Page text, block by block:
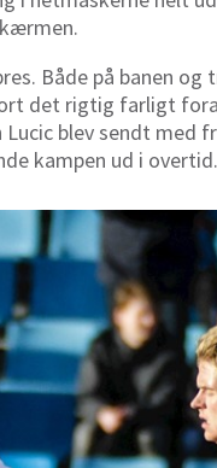
Både på banen og
det rigtig farligt
blev sendt med
kampen ud i overtid.